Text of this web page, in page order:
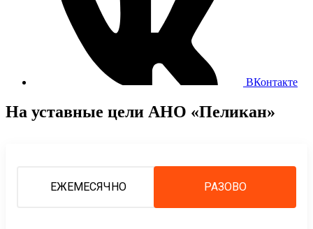
ВКонтакте
На уставные цели АНО «Пеликан»
ЕЖЕМЕСЯЧНО РАЗОВО